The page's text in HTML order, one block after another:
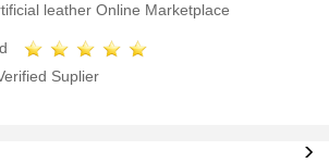
leather Online Marketplace
Suplier